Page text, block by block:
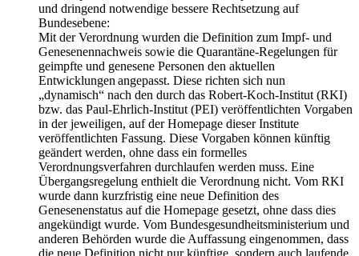
und dringend notwendige bessere Rechtsetzung auf
Bundesebene:
Mit der Verordnung wurden die Definition zum Impf- und
Genesenennachweis sowie die Quarantäne-Regelungen für
geimpfte und genesene Personen den aktuellen
Entwicklungen angepasst. Diese richten sich nun
„dynamisch“ nach den durch das Robert-Koch-Institut (RKI)
bzw. das Paul-Ehrlich-Institut (PEI) veröffentlichten Vorgaben
in der jeweiligen, auf der Homepage dieser Institute
veröffentlichten Fassung. Diese Vorgaben können künftig
geändert werden, ohne dass ein formelles
Verordnungsverfahren durchlaufen werden muss. Eine
Übergangsregelung enthielt die Verordnung nicht. Vom RKI
wurde dann kurzfristig eine neue Definition des
Genesenenstatus auf die Homepage gesetzt, ohne dass dies
angekündigt wurde. Vom Bundesgesundheitsministerium und
anderen Behörden wurde die Auffassung eingenommen, dass
die neue Definition nicht nur künftige, sondern auch laufende